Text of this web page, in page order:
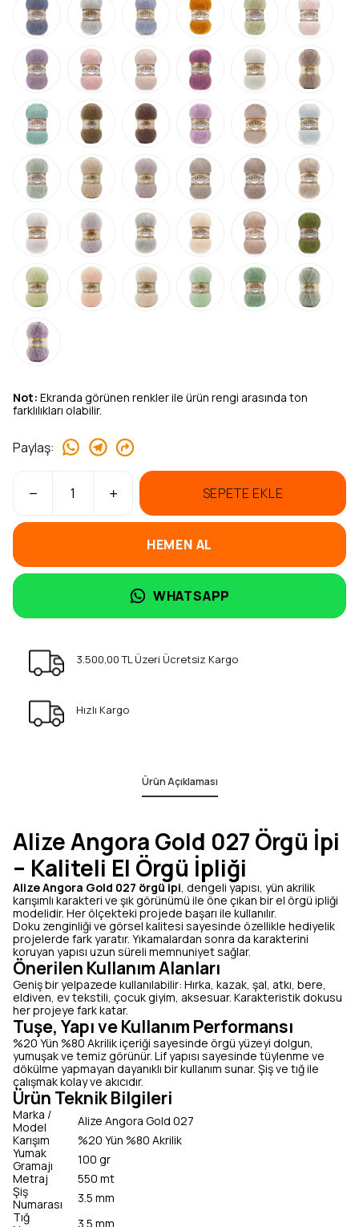
Not: Ekranda görünen renkler ile ürün rengi arasında ton
farklılıkları olabilir.
Paylaş:
SEPETE EKLE
HEMEN AL
WHATSAPP
3.500,00 TL Üzeri Ücretsiz Kargo
Hızlı Kargo
Ürün Açıklaması
Alize Angora Gold 027 Örgü İpi
– Kaliteli El Örgü İpliği
Alize Angora Gold 027 örgü ipi, dengeli yapısı, yün akrilik
karışımlı karakteri ve şık görünümü ile öne çıkan bir el örgü ipliği
modelidir. Her ölçekteki projede başarı ile kullanılır.
Doku zenginliği ve görsel kalitesi sayesinde özellikle hediyelik
projelerde fark yaratır. Yıkamalardan sonra da karakterini
koruyan yapısı uzun süreli memnuniyet sağlar.
Önerilen Kullanım Alanları
Geniş bir yelpazede kullanılabilir: Hırka, kazak, şal, atkı, bere,
eldiven, ev tekstili, çocuk giyim, aksesuar. Karakteristik dokusu
her projeye fark katar.
Tuşe, Yapı ve Kullanım Performansı
%20 Yün %80 Akrilik içeriği sayesinde örgü yüzeyi dolgun,
yumuşak ve temiz görünür. Lif yapısı sayesinde tüylenme ve
dökülme yapmayan dayanıklı bir kullanım sunar. Şiş ve tığ ile
çalışmak kolay ve akıcıdır.
Ürün Teknik Bilgileri
Marka /
Model
Alize Angora Gold 027
Karışım
%20 Yün %80 Akrilik
Yumak
Gramajı
100 gr
Metraj
550 mt
Şiş
Numarası
3.5 mm
Tığ
3.5 mm